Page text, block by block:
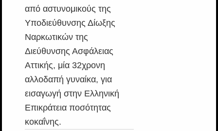
από αστυνομικούς της
Υποδιεύθυνσης Δίωξης
Ναρκωτικών της
Διεύθυνσης Ασφάλειας
Αττικής, μία 32χρονη
αλλοδαπή γυναίκα, για
εισαγωγή στην Ελληνική
Επικράτεια ποσότητας
κοκαΐνης.